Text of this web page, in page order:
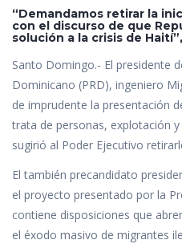
e
b
o
o
k
itt
er
at
s
A
p
p
k
e
dI
n
r
“Demandamos retirar la
con el discurso de que
solución a la crisis de
Santo Domingo.- El presidente
Dominicano (PRD), ingeniero
de imprudente la presentación
trata de personas, explotación
sugirió al Poder Ejecutivo
El también precandidato
el proyecto presentado por la
contiene disposiciones que
el éxodo masivo de migrantes